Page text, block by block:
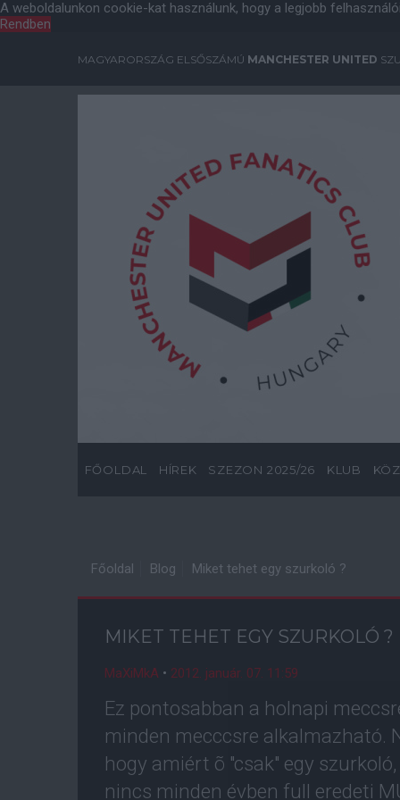
A weboldalunkon cookie-kat használunk, hogy a legjobb
Rendben
MAGYARORSZÁG ELSŐSZÁMÚ MANCHESTER UNITED
FŐOLDAL HÍREK SZEZON 2025/26 KLUB
Főoldal Blog Miket tehet egy szurkoló ?
MIKET TEHET EGY SZURKOLÓ ?
MaXiMkA • 2012. január. 07. 11:59
Ez pontosabban a holnapi
minden mecccsre alkalmazható.
hogy amiért õ "csak" egy
nincs minden évben full eredeti